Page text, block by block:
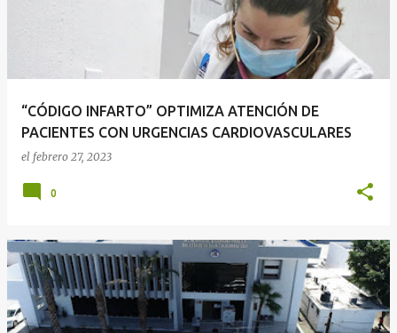
“CÓDIGO INFARTO” OPTIMIZA ATENCIÓN DE
PACIENTES CON URGENCIAS CARDIOVASCULARES
el febrero 27, 2023
0